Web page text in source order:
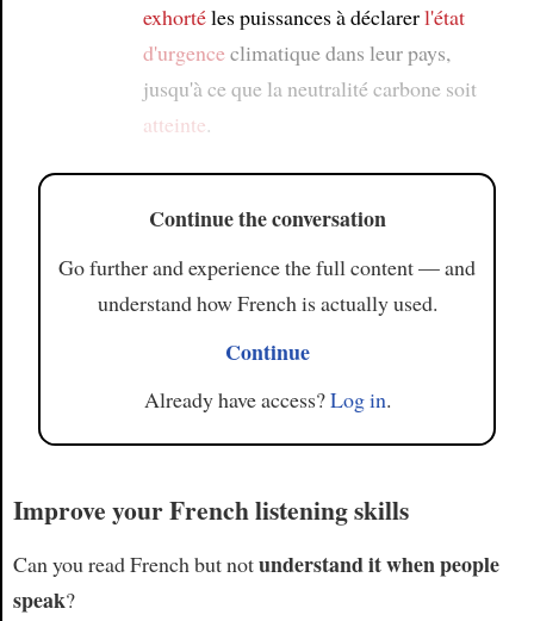
exhortéles puissances à déclarerl'état
d'urgenceclimatique dans leur pays,
jusqu'à ce que la neutralité carbone soit
atteinte.
Continue the conversation
Go further and experience the full content — and
understand how French is actually used.
Continue
Already have access?Log in.
Improve your French listening skills
Can you read French but notunderstand it when people
speak?